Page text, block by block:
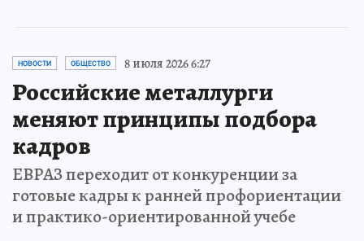
НОВОСТИ ОБЩЕСТВО 8 июля 2026 6:27
Российские металлурги
меняют принципы подбора
кадров
ЕВРАЗ переходит от конкуренции за
готовые кадры к ранней профориентации
и практико-ориентированной учебе